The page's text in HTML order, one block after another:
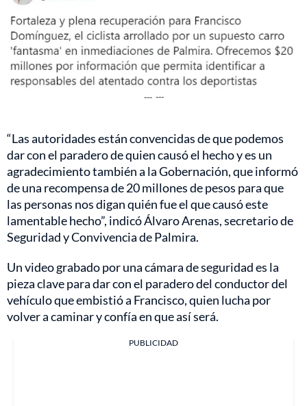
--- ---
“Las autoridades están convencidas de que podemos
dar con el paradero de quien causó el hecho y es un
agradecimiento también a la Gobernación, que informó
de una recompensa de 20 millones de pesos para que
las personas nos digan quién fue el que causó este
lamentable hecho”, indicó Álvaro Arenas, secretario de
Seguridad y Convivencia de Palmira.
Un video grabado por una cámara de seguridad es la
pieza clave para dar con el paradero del conductor del
vehículo que embistió a Francisco, quien lucha por
volver a caminar y confía en que así será.
PUBLICIDAD